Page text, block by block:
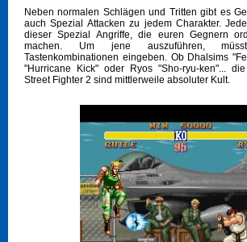
Neben normalen Schlägen und Tritten gibt es
auch Spezial Attacken zu jedem Charakter.
dieser Spezial Angriffe, die euren Gegnern
machen. Um jene auszuführen,
Tastenkombinationen eingeben. Ob Dhalsims
"Hurricane Kick" oder Ryos "Sho-ryu-ken"...
Street Fighter 2 sind mittlerweile absoluter Kult.